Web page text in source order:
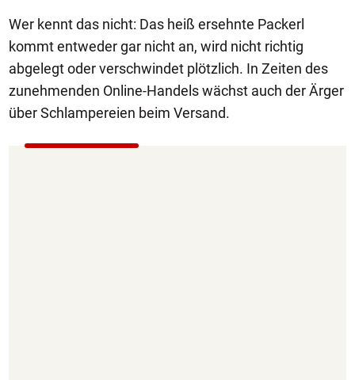
Wer kennt das nicht: Das heiß ersehnte Packerl
kommt entweder gar nicht an, wird nicht richtig
abgelegt oder verschwindet plötzlich. In Zeiten des
zunehmenden Online-Handels wächst auch der Ärger
über Schlampereien beim Versand.